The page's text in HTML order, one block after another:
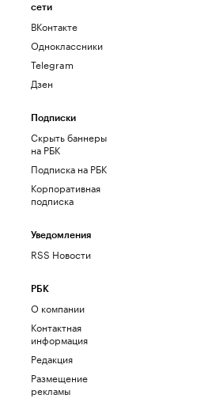
сети
ВКонтакте
Одноклассники
Telegram
Дзен
Подписки
Скрыть баннеры
на РБК
Подписка на РБК
Корпоративная
подписка
Уведомления
RSS Новости
РБК
О компании
Контактная
информация
Редакция
Размещение
рекламы